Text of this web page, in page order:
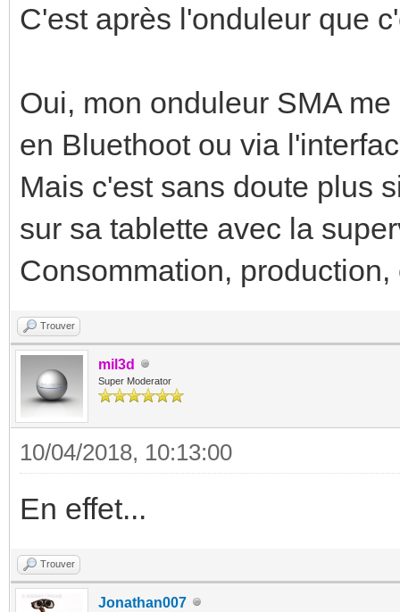
C'est après l'onduleur que
Oui, mon onduleur SMA
en Bluethoot ou via
Mais c'est sans doute plus
sur sa tablette avec la
Consommation, production,
Trouver
mil3d
Super Moderator
10/04/2018, 10:13:00
En effet...
Trouver
Jonathan007